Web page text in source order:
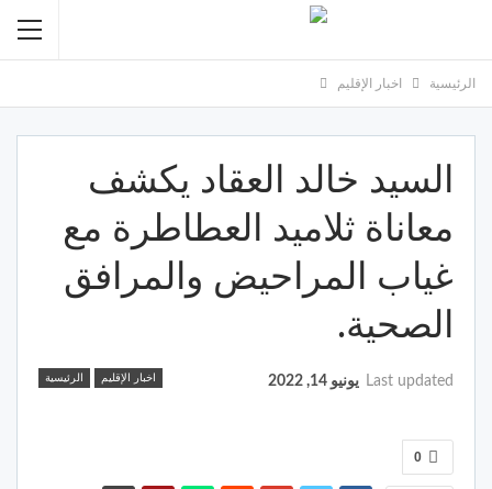
الرئيسية اخبار الإقليم
السيد خالد العقاد يكشف
معاناة ثلاميد العطاطرة مع
غياب المراحيض والمرافق
الصحية.
اخبار الإقليم الرئيسية Last updated يونيو 14, 2022
0